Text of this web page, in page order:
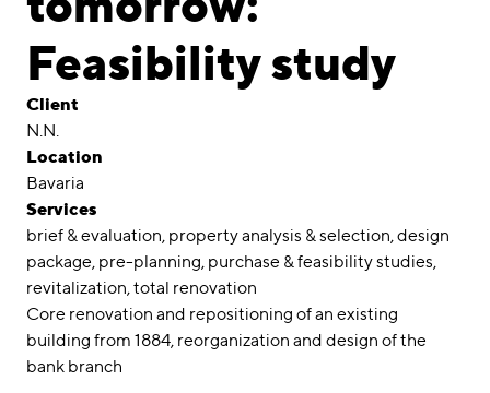
Awards
Career
Locations
linkedininstagram
Deutsch
English
Imprint
Data Privacy
Feasibility study
Client
N.N.
Location
Bavaria
Services
brief & evaluation property analysis & selection design
package pre-planning purchase & feasibility studies
revitalization total renovation
Core renovation and repositioning of an existing
building from 1884, reorganization and design of the
bank branch